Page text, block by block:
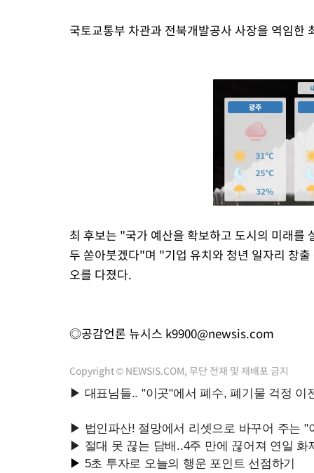
국토교통부 차관과 전북개발공사 사장을 역임한
최 후보는 "국가 예산을 확보하고 도시의 미래를
두 쏟아붓겠다"며 "기업 유치와 청년 일자리 창
오를 다졌다.
◎공감언론 뉴시스 k9900@newsis.com
Copyright © NEWSIS.COM, 무단 전재 및 재배포 금지